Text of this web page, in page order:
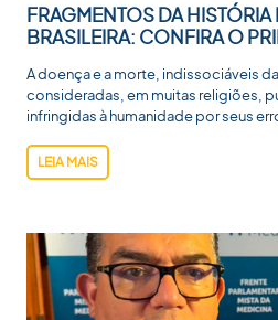
FRAGMENTOS DA
BRASILEIRA: CONFIRA O
A doença e a morte, indissociáveis
consideradas, em muitas religiões,
infringidas à humanidade por seus
LEIA MAIS